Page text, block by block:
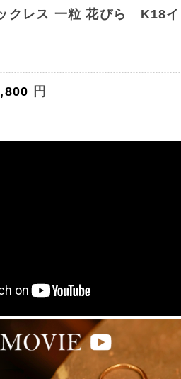
クレス 一粒 花びら K18
円